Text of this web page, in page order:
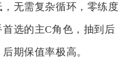
无需复杂循环，零练度
选的主C角色，抽到后
期保值率极高。